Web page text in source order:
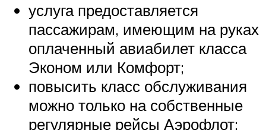
услуга предоставляется
пассажирам, имеющим на руках
оплаченный авиабилет класса
Эконом или Комфорт;
повысить класс обслуживания
можно только на собственные
регулярные рейсы Аэрофлот;